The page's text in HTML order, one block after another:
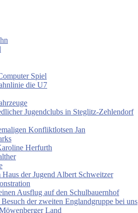
Spiel
die U7
Jugendclubs in Steglitz-Zehlendorf
Konfliktlotsen Jan
Herfurth
der Jugend Albert Schweitzer
Ausflug auf den Schulbauernhof
der zweiten Englandgruppe bei uns
Land